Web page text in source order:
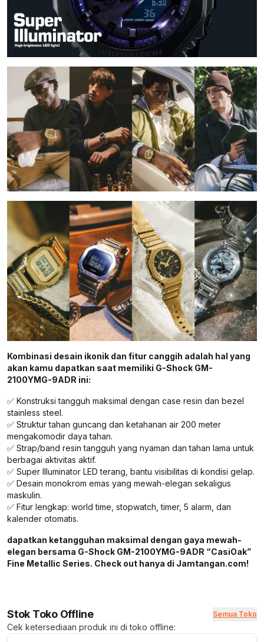
Kombinasi desain ikonik dan fitur canggih adalah hal yang
akan kamu dapatkan saat memiliki G-Shock GM-
2100YMG-9ADR ini:
✅ Konstruksi tangguh maksimal dengan case resin dan bezel
stainless steel.
✅ Struktur tahan guncang dan ketahanan air 200 meter
mengakomodir daya tahan.
✅ Strap/band resin tangguh yang nyaman dan tahan lama untuk
berbagai aktivitas aktif.
✅ Super Illuminator LED terang, bantu visibilitas di kondisi gelap.
✅ Desain monokrom emas yang mewah-elegan sekaligus
maskulin.
✅ Fitur lengkap: world time, stopwatch, timer, 5 alarm, dan
kalender otomatis.
dapatkan ketangguhan maksimal dengan gaya mewah-
elegan bersama G-Shock GM-2100YMG-9ADR “CasiOak”
Fine Metallic Series. Check out hanya di Jamtangan.com!
Stok Toko Offline Semua Toko
Cek ketersediaan produk ini di toko offline: